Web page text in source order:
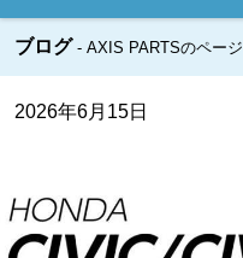
ブログ AXIS PARTSのページ
2026年6月15日